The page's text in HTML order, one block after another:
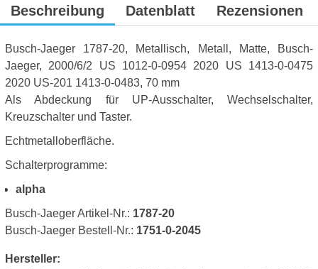
Beschreibung Datenblatt Rezensionen
Busch-Jaeger 1787-20, Metallisch, Metall, Matte, Busch-
Jaeger, 2000/6/2 US 1012-0-0954 2020 US 1413-0-0475
2020 US-201 1413-0-0483, 70 mm
Als Abdeckung für UP-Ausschalter, Wechselschalter,
Kreuzschalter und Taster.
Echtmetalloberfläche.
Schalterprogramme:
alpha
Busch-Jaeger Artikel-Nr.: 1787-20
Busch-Jaeger Bestell-Nr.: 1751-0-2045
Hersteller: